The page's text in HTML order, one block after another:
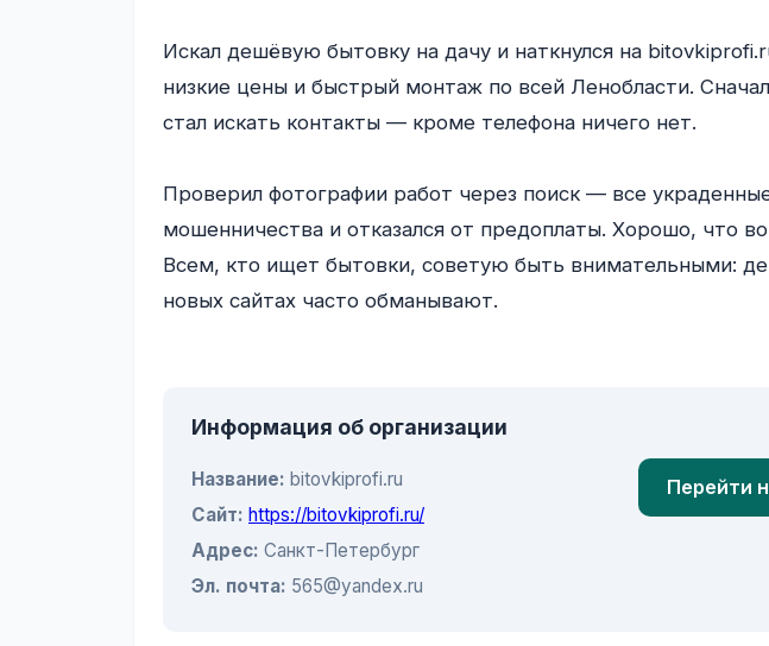
Искал дешёвую бытовку на дачу и наткнулся на
низкие цены и быстрый монтаж по всей Ленобласти.
стал искать контакты — кроме телефона ничего нет.
Проверил фотографии работ через поиск — все
мошенничества и отказался от предоплаты. Хорошо, что
Всем, кто ищет бытовки, советую быть внимательными:
новых сайтах часто обманывают.
Информация об организации
Название: bitovkiprofi.ru
Сайт: https://bitovkiprofi.ru/
Адрес: Санкт-Петербург
Эл. почта: 565@yandex.ru
Перейти